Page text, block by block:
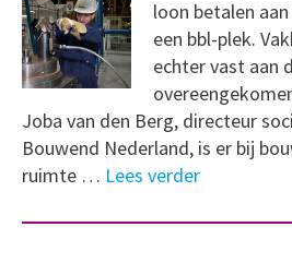
loon betalen
een bbl-plek.
echter vast aan
Joba van den Berg, directeur
Bouwend Nederland, is er bij
ruimte … Lees verder